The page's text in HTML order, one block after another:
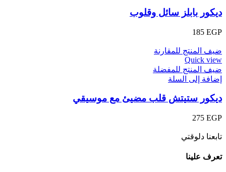
ديكور بابلز سائل وقلوب
185 EGP
ضيف المنتج للمقارنة
Quick view
ضيف المنتج للمفضلة
إضافة إلى السلة
ديكور ستيتش قلب مضيئ مع موسيقي
275 EGP
تابعنا دلوقتي
تعرف علينا